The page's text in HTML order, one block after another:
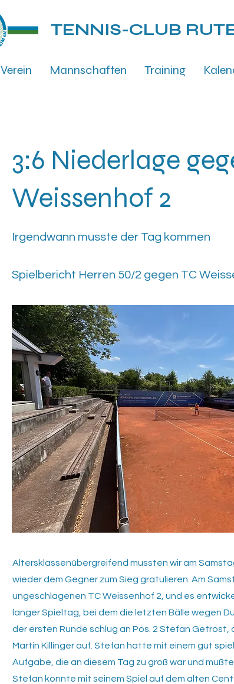
TENNIS-CLUB
Verein Mannschaften Training
3:6 Niederlage
Weissenhof 2
Irgendwann musste der Tag kommen
Spielbericht Herren 50/2 gegen TC
Altersklassenübergreifend mussten wir am
wieder dem Gegner zum Sieg gratulieren. Am
ungeschlagenen TC Weissenhof 2, und es
langer Spieltag, bei dem die letzten Bälle wegen
der ersten Runde schlug an Pos. 2 Stefan Getrost,
Martin Killinger auf. Stefan hatte mit einem gut
Aufgabe, die an diesem Tag zu groß war und
Stefan konnte mit seinem Spiel auf dem alten